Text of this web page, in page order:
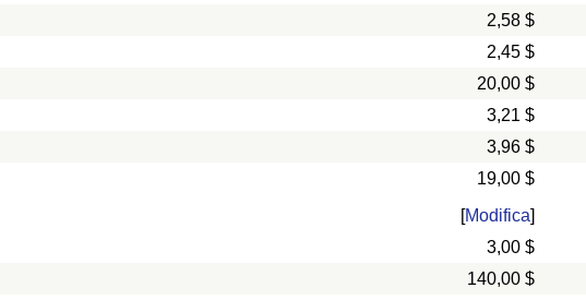
2,58 $
2,45 $
20,00 $
3,21 $
3,96 $
19,00 $
[Modifica]
3,00 $
140,00 $